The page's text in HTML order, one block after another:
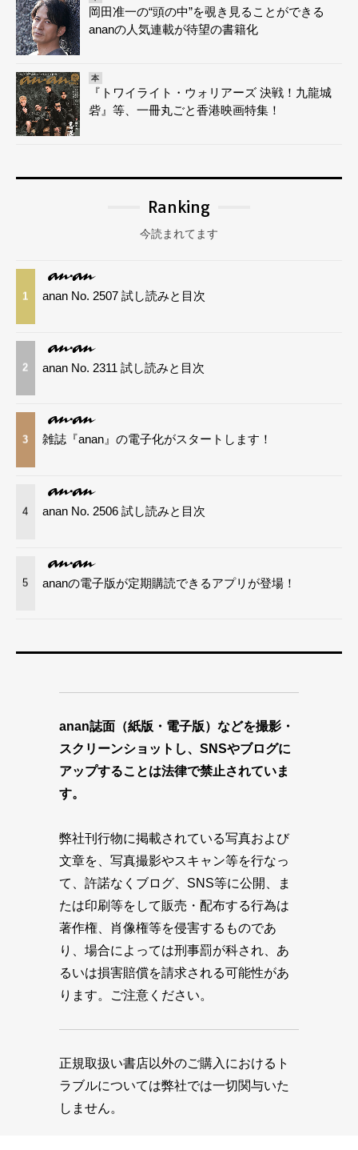
岡田准一の“頭の中”を覗き見ることができる
ananの人気連載が待望の書籍化
本
『トワイライト・ウォリアーズ 決戦！九龍城
砦』等、一冊丸ごと香港映画特集！
Ranking
今読まれてます
1 anan No. 2507 試し読みと目次
2 anan No. 2311 試し読みと目次
3 雑誌『anan』の電子化がスタートします！
4 anan No. 2506 試し読みと目次
5 ananの電子版が定期購読できるアプリが登場！
anan誌面（紙版・電子版）などを撮影・
スクリーンショットし、SNSやブログに
アップすることは法律で禁止されていま
す。
弊社刊行物に掲載されている写真および
文章を、写真撮影やスキャン等を行なっ
て、許諾なくブログ、SNS等に公開、ま
たは印刷等をして販売・配布する行為は
著作権、肖像権等を侵害するものであ
り、場合によっては刑事罰が科され、あ
るいは損害賠償を請求される可能性があ
ります。ご注意ください。
正規取扱い書店以外のご購入におけるト
ラブルについては弊社では一切関与いた
しません。